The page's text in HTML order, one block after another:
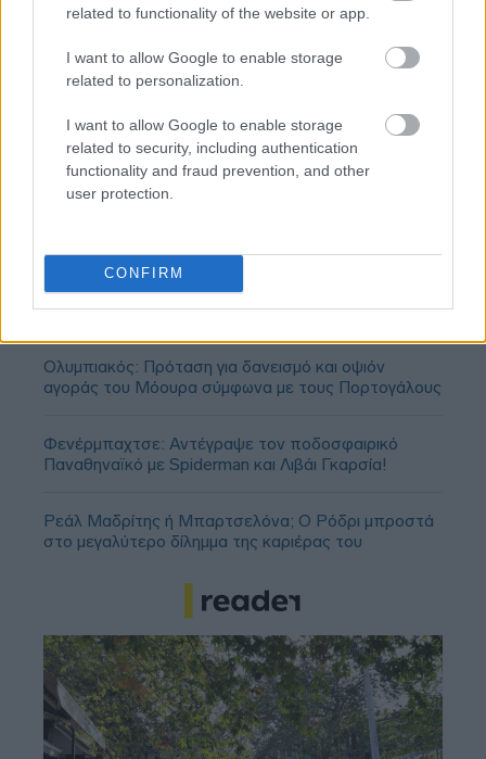
related to functionality of the website or app.
I want to allow Google to enable storage
related to personalization.
I want to allow Google to enable storage
related to security, including authentication
functionality and fraud prevention, and other
user protection.
CONFIRM
Ολυμπιακός: Πρόταση για δανεισμό και οψιόν
αγοράς του Μόουρα σύμφωνα με τους Πορτογάλους
Φενέρμπαχτσε: Αντέγραψε τον ποδοσφαιρικό
Παναθηναϊκό με Spiderman και Λιβάι Γκαρσία!
Ρεάλ Μαδρίτης ή Μπαρτσελόνα; Ο Ρόδρι μπροστά
στο μεγαλύτερο δίλημμα της καριέρας του